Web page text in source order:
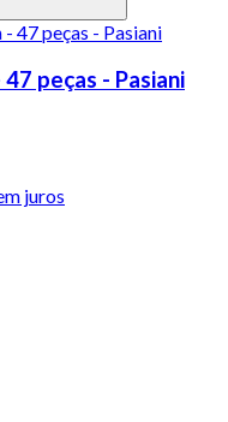
peças - Pasiani
juros